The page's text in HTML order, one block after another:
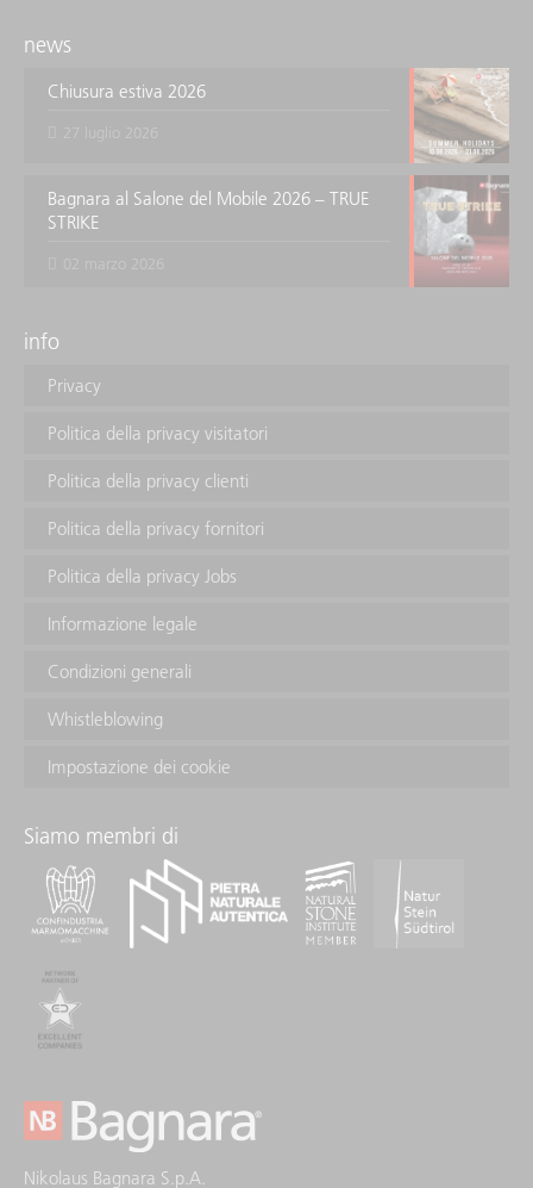
news
Chiusura estiva 2026
Bagnara al Salone del Mobile 2026 – TRUE
STRIKE
info
Privacy
Politica della privacy visitatori
Politica della privacy clienti
Politica della privacy fornitori
Politica della privacy Jobs
Informazione legale
Condizioni generali
Whistleblowing
Impostazione dei cookie
Siamo membri di
Nikolaus Bagnara S.p.A.